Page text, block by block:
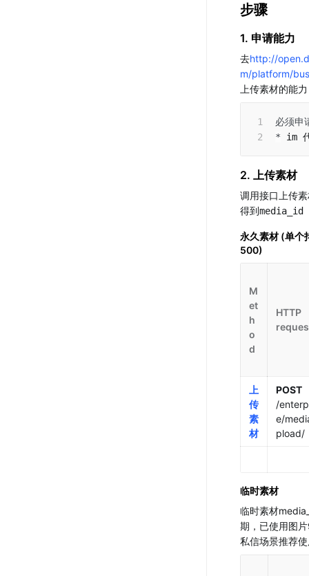
步骤
1. 申请能力
去http://
m/platform/
上传素材的能力
必须申
* im
2. 上传素材
调用接口上传
得到media_id
永久素材 (单个
500)
M
et
h
o
d
HTTP
上
传
素
材
POST
/
e/
pload/
临时素材
临时素材
期，已使用图
私信场景推荐